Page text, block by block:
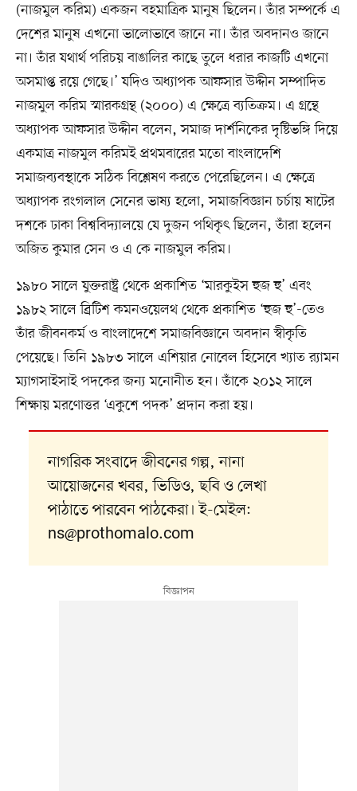
(নাজমুল করিম) একজন বহমাত্রিক মানুষ ছিলেন। তাঁর সম্পর্কে এ
দেশের মানুষ এখনো ভালোভাবে জানে না। তাঁর অবদানও জানে
না। তাঁর যথার্থ পরিচয় বাঙালির কাছে তুলে ধরার কাজটি এখনো
অসমাপ্ত রয়ে গেছে।’ যদিও অধ্যাপক আফসার উদ্দীন সম্পাদিত
নাজমুল করিম স্মারকগ্রন্থ (২০০০) এ ক্ষেত্রে ব্যতিক্রম। এ গ্রন্থে
অধ্যাপক আফসার উদ্দীন বলেন, সমাজ দার্শনিকের দৃষ্টিভঙ্গি দিয়ে
একমাত্র নাজমুল করিমই প্রথমবারের মতো বাংলাদেশি
সমাজব্যবস্থাকে সঠিক বিশ্লেষণ করতে পেরেছিলেন। এ ক্ষেত্রে
অধ্যাপক রংগলাল সেনের ভাষ্য হলো, সমাজবিজ্ঞান চর্চায় ষাটের
দশকে ঢাকা বিশ্ববিদ্যালয়ে যে দুজন পথিকৃৎ ছিলেন, তাঁরা হলেন
অজিত কুমার সেন ও এ কে নাজমুল করিম।
১৯৮০ সালে যুক্তরাষ্ট্র থেকে প্রকাশিত ‘মারকুইস হুজ হু’ এবং
১৯৮২ সালে ব্রিটিশ কমনওয়েলথ থেকে প্রকাশিত ‘হুজ হু’-তেও
তাঁর জীবনকর্ম ও বাংলাদেশে সমাজবিজ্ঞানে অবদান স্বীকৃতি
পেয়েছে। তিনি ১৯৮৩ সালে এশিয়ার নোবেল হিসেবে খ্যাত র‌্যামন
ম্যাগসাইসাই পদকের জন্য মনোনীত হন। তাঁকে ২০১২ সালে
শিক্ষায় মরণোত্তর ‘একুশে পদক’ প্রদান করা হয়।
নাগরিক সংবাদে জীবনের গল্প, নানা
আয়োজনের খবর, ভিডিও, ছবি ও লেখা
পাঠাতে পারবেন পাঠকেরা। ই-মেইল:
ns@prothomalo.com